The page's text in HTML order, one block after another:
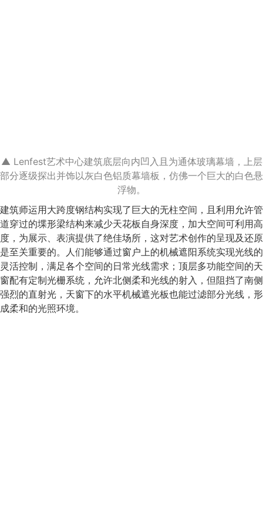
▲ Lenfest艺术中心建筑底层向内凹入且为通体玻璃幕墙，上层
部分逐级探出并饰以灰白色铝质幕墙板，仿佛一个巨大的白色悬
浮物。
建筑师运用大跨度钢结构实现了巨大的无柱空间，且利用允许管
道穿过的堞形梁结构来减少天花板自身深度，加大空间可利用高
度，为展示、表演提供了绝佳场所，这对艺术创作的呈现及还原
是至关重要的。人们能够通过窗户上的机械遮阳系统实现光线的
灵活控制，满足各个空间的日常光线需求；顶层多功能空间的天
窗配有定制光栅系统，允许北侧柔和光线的射入，但阻挡了南侧
强烈的直射光，天窗下的水平机械遮光板也能过滤部分光线，形
成柔和的光照环境。